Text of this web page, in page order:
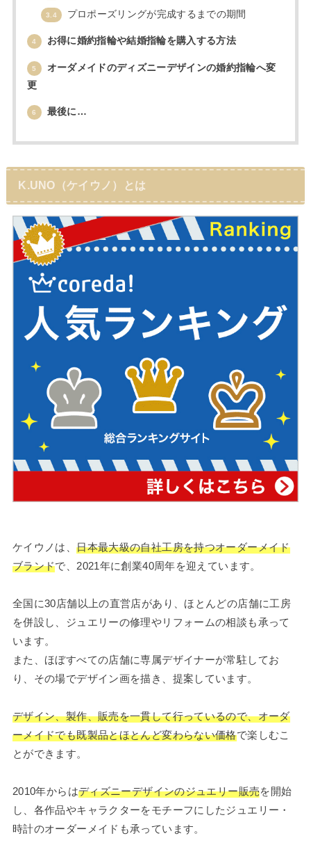
3.4 プロポーズリングが完成するまでの期間
4 お得に婚約指輪や結婚指輪を購入する方法
5
オーダメイドのディズニーデザインの婚約指輪へ変
更
6 最後に…
K.UNO（ケイウノ）とは
ケイウノは、日本最大級の自社工房を持つオーダーメイド
ブランドで、2021年に創業40周年を迎えています。
全国に30店舗以上の直営店があり、ほとんどの店舗に工房
を併設し、ジュエリーの修理やリフォームの相談も承って
います。
また、ほぼすべての店舗に専属デザイナーが常駐してお
り、その場でデザイン画を描き、提案しています。
デザイン、製作、販売を一貫して行っているので、オーダ
ーメイドでも既製品とほとんど変わらない価格で楽しむこ
とができます。
2010年からはディズニーデザインのジュエリー販売を開始
し、各作品やキャラクターをモチーフにしたジュエリー・
時計のオーダーメイドも承っています。